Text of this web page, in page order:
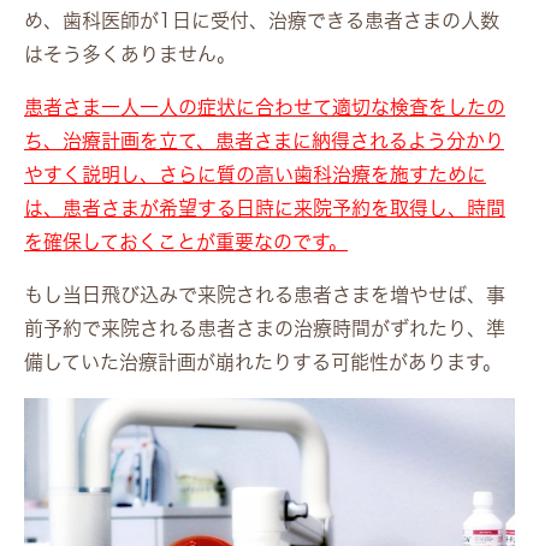
め、歯科医師が1日に受付、治療できる患者さまの人数
はそう多くありません。
患者さま一人一人の症状に合わせて適切な検査をしたの
ち、治療計画を立て、患者さまに納得されるよう分かり
やすく説明し、さらに質の高い歯科治療を施すために
は、患者さまが希望する日時に来院予約を取得し、時間
を確保しておくことが重要なのです。
もし当日飛び込みで来院される患者さまを増やせば、事
前予約で来院される患者さまの治療時間がずれたり、準
備していた治療計画が崩れたりする可能性があります。